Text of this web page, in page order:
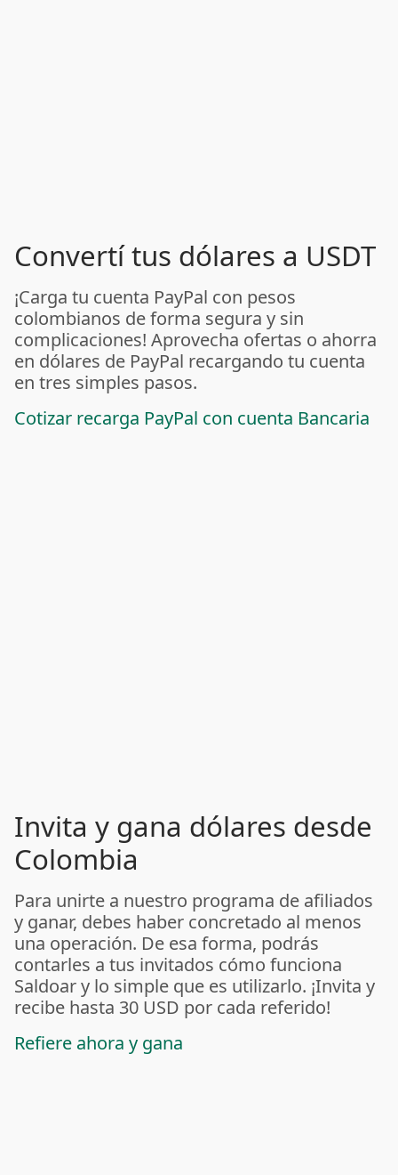
Convertí tus dólares a USDT
¡Carga tu cuenta PayPal con pesos
colombianos de forma segura y sin
complicaciones! Aprovecha ofertas o ahorra
en dólares de PayPal recargando tu cuenta
en tres simples pasos.
Cotizar recarga PayPal con cuenta Bancaria
Invita y gana dólares desde
Colombia
Para unirte a nuestro programa de afiliados
y ganar, debes haber concretado al menos
una operación. De esa forma, podrás
contarles a tus invitados cómo funciona
Saldoar y lo simple que es utilizarlo. ¡Invita y
recibe hasta 30 USD por cada referido!
Refiere ahora y gana